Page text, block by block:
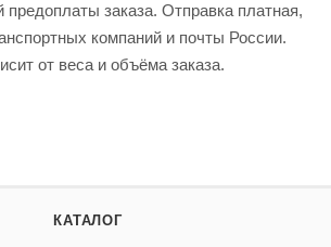
предоплаты заказа. Отправка платная,
компаний и почты России.
от веса и объёма заказа.
КАТАЛОГ